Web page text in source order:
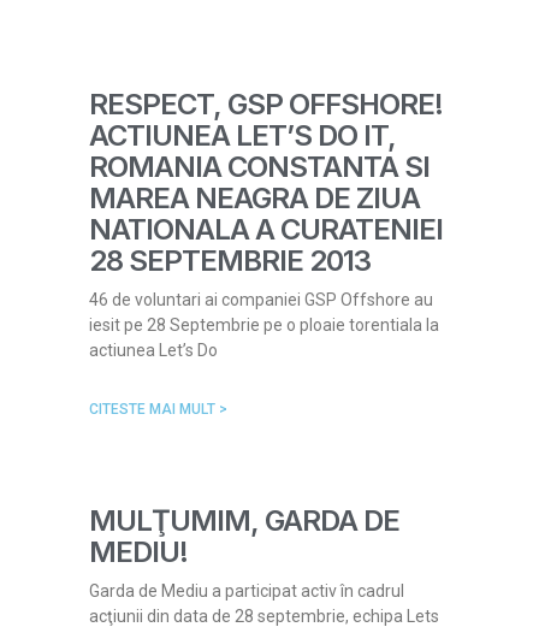
RESPECT, GSP OFFSHORE!
ACTIUNEA LET’S DO IT,
ROMANIA CONSTANTA SI
MAREA NEAGRA DE ZIUA
NATIONALA A CURATENIEI
28 SEPTEMBRIE 2013
46 de voluntari ai companiei GSP Offshore au
iesit pe 28 Septembrie pe o ploaie torentiala la
actiunea Let’s Do
CITESTE MAI MULT >
MULŢUMIM, GARDA DE
MEDIU!
Garda de Mediu a participat activ în cadrul
acţiunii din data de 28 septembrie, echipa Lets